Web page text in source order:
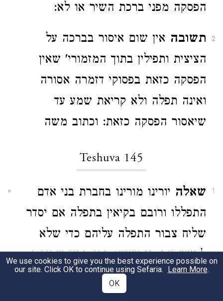
הפסקה מפני ברכת השיר או לא:
2 תשובה אין שום איסור בברכה על
הציצית ותפילין בתוך המזמורי' שאין
הפסקה כזאת בפסוקי דזמרה אסורה
ואינה תפלה ולא קריאת שמע עד
שיאסור הפסקה כזאת: וכתוב משה
Teshuva 145
1 שאלה יורינו מורינו בחברת בני אדם
התפללו ורובם בקיאין בתפלה אם יסדר
שליח צבור התפלה עליהם כדי שלא
לבייש את מי שאינו בקי מפני שסידור
התפלה נתקן על זה או לא יסדר הש"ץ
We use cookies to give you the best experience possible on
our site. Click OK to continue using Sefaria. Learn More.
OK